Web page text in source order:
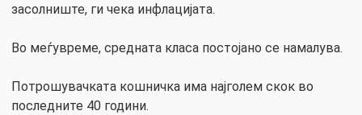
засолниште, ги чека инфлацијата.
Во меѓувреме, средната класа постојано се намалува.
Потрошувачката кошничка има најголем скок во
последните 40 години.